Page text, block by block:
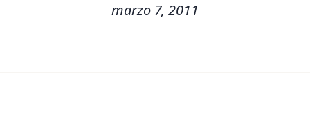
marzo 7, 2011